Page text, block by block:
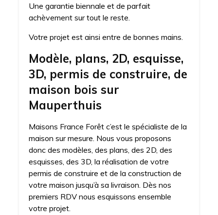
Une garantie biennale et de parfait
achèvement sur tout le reste.
Votre projet est ainsi entre de bonnes mains.
Modèle, plans, 2D, esquisse,
3D, permis de construire, de
maison bois sur
Mauperthuis
Maisons France Forêt c’est le spécialiste de la
maison sur mesure. Nous vous proposons
donc des modèles, des plans, des 2D, des
esquisses, des 3D, la réalisation de votre
permis de construire et de la construction de
votre maison jusqu’à sa livraison. Dès nos
premiers RDV nous esquissons ensemble
votre projet.